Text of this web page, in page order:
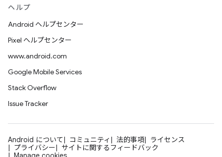
ヘルプ
Android ヘルプセンター
Pixel ヘルプセンター
www.android.com
Google Mobile Services
Stack Overflow
Issue Tracker
Android について コミュニティ 法的事項
ライセンス
プライバシー
サイトに関するフィードバック